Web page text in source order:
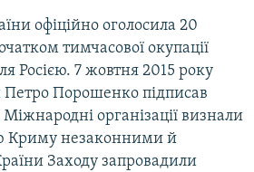
офіційно оголосила 20
тимчасової окупації
Росією. 7 жовтня 2015 року
Петро Порошенко підписав
організації визнали
Криму незаконними й
Заходу запровадили